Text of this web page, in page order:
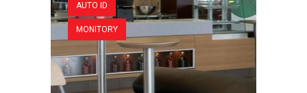
AUTO ID
MONITORY